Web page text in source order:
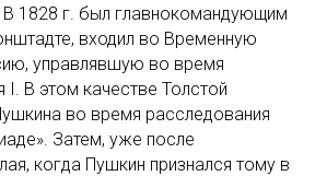
В 1828 г. был главнокомандующим
входил во Временную
управлявшую во время
I. В этом качестве Толстой
во время расследования
Затем, уже после
когда Пушкин признался тому в